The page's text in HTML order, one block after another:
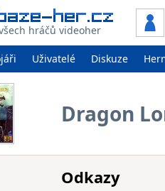
hráčů videoher
Uživatelé Diskuze
Dragon
Odkazy